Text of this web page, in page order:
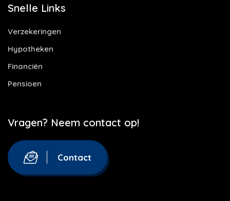
Snelle Links
Verzekeringen
Hypotheken
Financiën
Pensioen
Vragen? Neem contact op!
Contact